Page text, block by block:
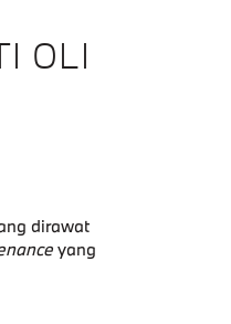
OLI
dirawat
yang